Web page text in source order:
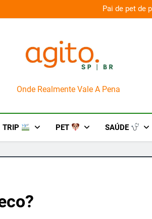
Pai de pet de
AgitoSP
Onde Realmente Vale A Pena
TRIP PET SAÚDE